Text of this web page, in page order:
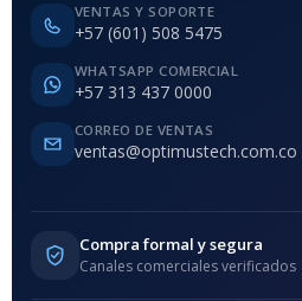
VENTAS Y SOPORTE
+57 (601) 508 5475
WHATSAPP COMERCIAL
+57 313 437 0000
CORREO DE VENTAS
ventas@optimustech.com.co
Compra formal y segura
Canales comerciales verificados